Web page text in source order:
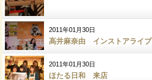
2011年01月30日
高井麻奈由 インストアライブ
2011年01月30日
ほたる日和 来店